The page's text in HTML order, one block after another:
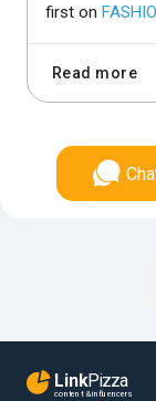
first on
Read more
LinkPizza
content & influencers